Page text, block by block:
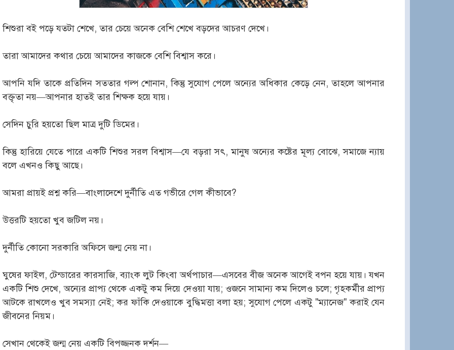
শিশুরা বই পড়ে যতটা শেখে, তার চেয়ে অনেক বেশি শেখে বড়দের আচরণ দেখে।
তারা আমাদের কথার চেয়ে আমাদের কাজকে বেশি বিশ্বাস করে।
আপনি যদি তাকে প্রতিদিন সততার গল্প শোনান, কিন্তু সুযোগ পেলে অন্যের অধিকার কেড়ে নেন, তাহলে আপনার
বক্তৃতা নয়—আপনার হাতই তার শিক্ষক হয়ে যায়।
সেদিন চুরি হয়তো ছিল মাত্র দুটি ডিমের।
কিন্তু হারিয়ে যেতে পারে একটি শিশুর সরল বিশ্বাস—যে বড়রা সৎ, মানুষ অন্যের কষ্টের মূল্য বোঝে, সমাজে ন্যায়
বলে এখনও কিছু আছে।
আমরা প্রায়ই প্রশ্ন করি—বাংলাদেশে দুর্নীতি এত গভীরে গেল কীভাবে?
উত্তরটি হয়তো খুব জটিল নয়।
দুর্নীতি কোনো সরকারি অফিসে জন্ম নেয় না।
ঘুষের ফাইল, টেন্ডারের কারসাজি, ব্যাংক লুট কিংবা অর্থপাচার—এসবের বীজ অনেক আগেই বপন হয়ে যায়। যখন
একটি শিশু দেখে, অন্যের প্রাপ্য থেকে একটু কম দিয়ে দেওয়া যায়; ওজনে সামান্য কম দিলেও চলে; গৃহকর্মীর প্রাপ্য
আটকে রাখলেও খুব সমস্যা নেই; কর ফাঁকি দেওয়াকে বুদ্ধিমত্তা বলা হয়; সুযোগ পেলে একটু "ম্যানেজ" করাই যেন
জীবনের নিয়ম।
সেখান থেকেই জন্ম নেয় একটি বিপজ্জনক দর্শন—